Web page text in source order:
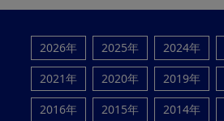
2026年 2025年 2024年
2021年
2020年 2019年
2016年
2015年 2014年